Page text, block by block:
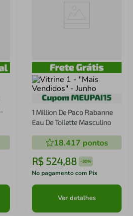
1 Million De Paco Rabanne
Eau De Toilette Masculino
18.417 pontos
R$ 524,88 -30%
No pagamento com Pix
Ver detalhes